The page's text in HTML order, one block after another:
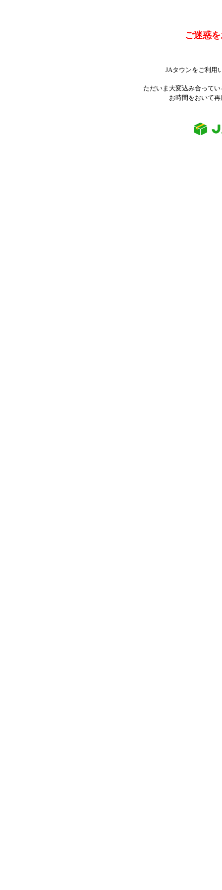
ご迷惑
JAタウンをご利用
ただいま大変込み合って
お時間をおいて